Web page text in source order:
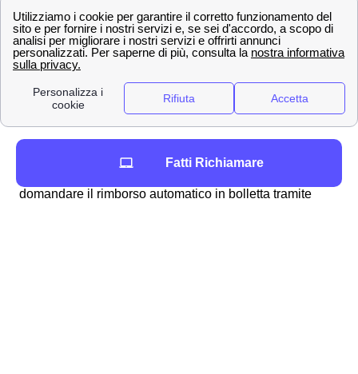
svolta per molteplici ragioni, ad esempio:
fatturazioni errate
addebito ogni 28 giorni
problemi con la business SIM windtre a
Genoni
Per ottenere in particolare il rimborso dell'
domandare il rimborso automatico in bolletta tramite
Fatti Richiamare